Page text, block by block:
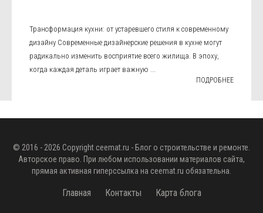
Трансформация кухни: от устаревшего стиля к современному
дизайну Современные дизайнерские решения в кухне могут
радикально изменить восприятие всего жилища. В эпоху,
когда каждая деталь играет важную ...
ПОДРОБНЕЕ
© 2016 - 2026 Copyright ceemat.ru - Блог о строительстве и ремонте.
Авторское право. При любом использовании материалов сайта,
прямая активная гиперссылка на ceemat.ru обязательна.
Главная Контакты Карта блога